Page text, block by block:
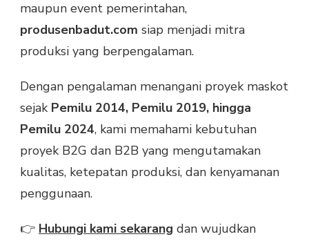
maupun event pemerintahan,
produsenbadut.com siap menjadi mitra
produksi yang berpengalaman.
Dengan pengalaman menangani proyek maskot
sejak Pemilu 2014, Pemilu 2019, hingga
Pemilu 2024, kami memahami kebutuhan
proyek B2G dan B2B yang mengutamakan
kualitas, ketepatan produksi, dan kenyamanan
penggunaan.
👉 Hubungi kami sekarang dan wujudkan